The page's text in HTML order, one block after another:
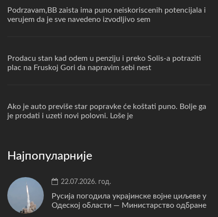
Podrzavam,BB zaista ima puno neiskoriscenih potencijala i
verujem da je sve navedeno izvodljivo sem
Prodacu stan kad odem u penziju i preko Solis-a potraziti
plac na Fruskoj Gori da napravim sebi nest
Ako je auto previše star popravke će koštati puno. Bolje ga
je prodati i uzeti novi polovni. Loše je
Најпопуларније
22.07.2026. год.
Русија погодила украјинске војне циљеве у
Одеској области — Министарство одбране